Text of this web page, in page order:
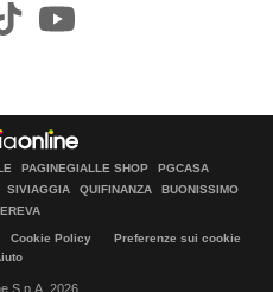
PAGINEGIALLE SHOP
PGCASA
SIVIAGGIA QUIFINANZA
BUONISSIMO
Cookie Policy
Preferenze sui cookie
S.p.A. 2026